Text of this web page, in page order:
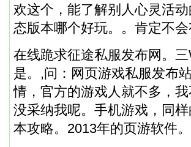
欢这个，能了解别人心灵活
态版本哪个好玩。。肯定不
在线跪求征途私服发布网。
是。,问：网页游戏私服发布
情，官方的游戏人就不多，
没采纳我呢。手机游戏，同
本攻略。2013年的页游软件